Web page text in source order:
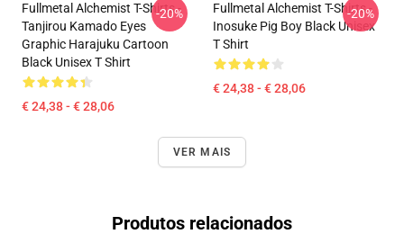
Fullmetal Alchemist T-Shirts -
Tanjirou Kamado Eyes
Graphic Harajuku Cartoon
Black Unisex T Shirt
€ 24,38 - € 28,06
-20%
Fullmetal Alchemist T-Shirts -
Inosuke Pig Boy Black Unisex
T Shirt
€ 24,38 - € 28,06
-20%
VER MAIS
Produtos relacionados